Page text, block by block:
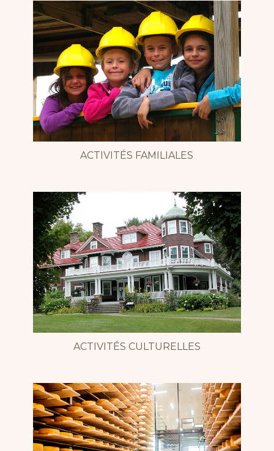
ACTIVITÉS FAMILIALES
ACTIVITÉS CULTURELLES